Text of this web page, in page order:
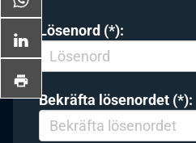
Lösenord (*):
Bekräfta lösenordet (*):